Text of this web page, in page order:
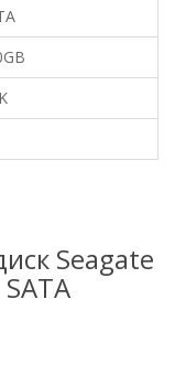
Seagate